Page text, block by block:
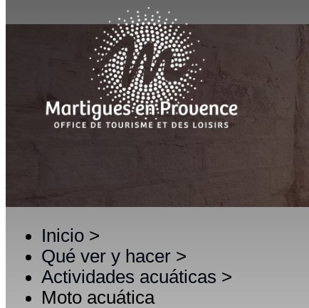
Inicio >
Qué ver y hacer >
Actividades acuáticas >
Moto acuática